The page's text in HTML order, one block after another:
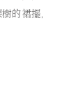
的裙擺，